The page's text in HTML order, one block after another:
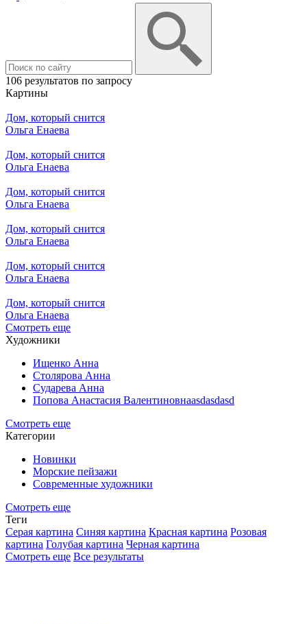
106 результатов по запросу
Картины
Дом, который снится
Ольга Енаева
Дом, который снится
Ольга Енаева
Дом, который снится
Ольга Енаева
Дом, который снится
Ольга Енаева
Дом, который снится
Ольга Енаева
Дом, который снится
Ольга Енаева
Смотреть еще
Художники
Ищенко Анна
Столярова Анна
Сударева Анна
Попова Анастасия Валентиновнаasdasdasd
Смотреть еще
Категории
Новинки
Морские пейзажи
Современные художники
Смотреть еще
Теги
Серая картина Синяя картина Красная картина Розовая
картина Голубая картина Черная картина
Смотреть еще Все результаты